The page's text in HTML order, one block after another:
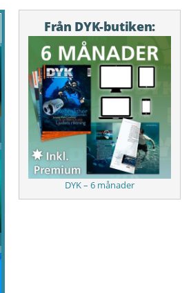
Från DYK-butiken:
DYK – 6 månader